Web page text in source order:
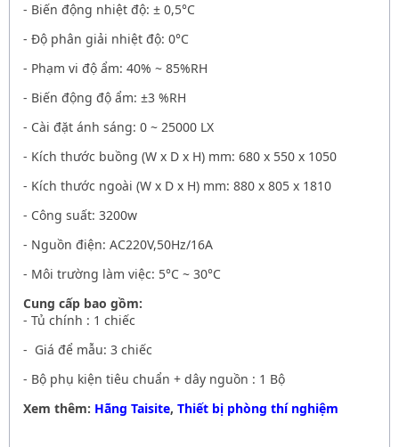
- Biến động nhiệt độ: ± 0,5°C
- Độ phân giải nhiệt độ: 0°C
- Phạm vi độ ẩm: 40% ~ 85%RH
- Biến động độ ẩm: ±3 %RH
- Cài đặt ánh sáng: 0 ~ 25000 LX
- Kích thước buồng (W x D x H) mm: 680 x 550 x 1050
- Kích thước ngoài (W x D x H) mm: 880 x 805 x 1810
- Công suất: 3200w
- Nguồn điện: AC220V,50Hz/16A
- Môi trường làm việc: 5°C ~ 30°C
Cung cấp bao gồm:
- Tủ chính : 1 chiếc
- Giá để mẫu: 3 chiếc
- Bộ phụ kiện tiêu chuẩn + dây nguồn : 1 Bộ
Xem thêm: Hãng Taisite, Thiết bị phòng thí nghiệm